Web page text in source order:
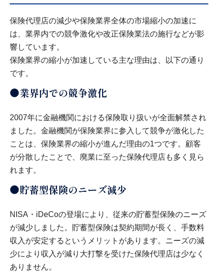
保険代理店の減少や保険業界全体の市場縮小の加速に
は、業界内での競争激化や改正保険業法の施行などが影
響しています。
保険業界の縮小が加速している主な理由は、以下の通り
です。
●業界内での競争激化
2007年に金融機関における保険取り扱いが全面解禁され
ました。金融機関が保険業界に参入して競争が激化した
ことは、保険業界の縮小が進んだ理由の1つです。顧客
が分散したことで、廃業に至った保険代理店も多く見ら
れます。
●貯蓄型保険のニーズ減少
NISA・iDeCoの登場により、従来の貯蓄型保険のニーズ
が減少しました。貯蓄型保険は契約期間が長く、手数料
収入が安定するというメリットがあります。ニーズの減
少により収入が減り大打撃を受けた保険代理店は少なく
ありません。